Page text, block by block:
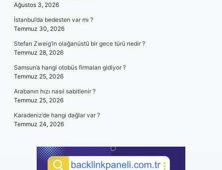
Ağustos 3, 2026
İstanbul’da bedesten var mı ?
Temmuz 30, 2026
Stefan Zweig’in olağanüstü bir gece türü nedir ?
Temmuz 28, 2026
Samsun’a hangi otobüs firmaları gidiyor ?
Temmuz 25, 2026
Arabanın hızı nasıl sabitlenir ?
Temmuz 25, 2026
Karadeniz’de hangi dağlar var ?
Temmuz 24, 2026